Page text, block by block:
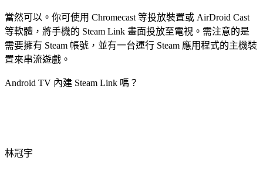
當然可以。你可使用 Chromecast 等投放裝置或 AirDroid Cast
等軟體，將手機的 Steam Link 畫面投放至電視。需注意的是
需要擁有 Steam 帳號，並有一台運行 Steam 應用程式的主機裝
置來串流遊戲。
Android TV 內建 Steam Link 嗎？
林冠宇